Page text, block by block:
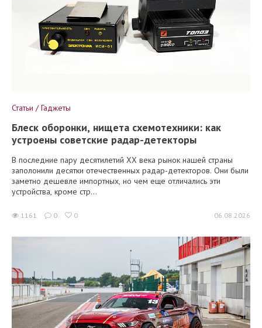
Статьи / Гаджеты
Блеск оборонки, нищета схемотехники: как
устроены советские радар-детекторы
В последние пару десятилетий XX века рынок нашей страны
заполонили десятки отечественных радар-детекторов. Они были
заметно дешевле импортных, но чем еще отличались эти
устройства, кроме стр...
1161 0 0 06.08.2026